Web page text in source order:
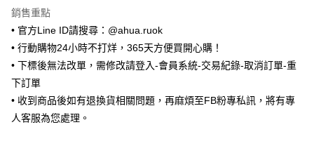
街口支付
悠遊付
ATM付款
全家取貨付款
銷售重點
• 官方Line ID請搜尋：@ahua.ruok
• 行動購物24小時不打烊，365天方便買開心購！
• 下標後無法改單，需修改請登入-會員系統-交易紀錄-取消訂單-重
下訂單
• 收到商品後如有退換貨相關問題，再麻煩至FB粉專私訊，將有專
人客服為您處理。